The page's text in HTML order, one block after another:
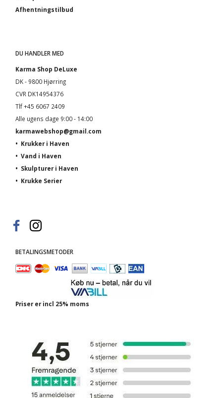
Afhentningstilbud
DU HANDLER MED
Karma Shop DeLuxe
DK - 9800 Hjørring
CVR DK14954376
Tlf +45 6067 2409
Alle ugens dage 9:00 - 14:00
karmawebshop@gmail.com
• Krukker i Haven
• Vand i Haven
• Skulpturer i Haven
• Krukke Serier
BETALINGSMETODER
Priser er incl 25% moms